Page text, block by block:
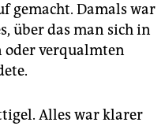
gemacht. Damals war
über das man sich in
verqualmten
Alles war klarer